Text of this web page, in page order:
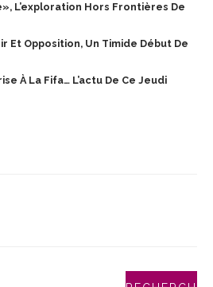
L’exploration Hors Frontières De
Et Opposition, Un Timide Début De
À La Fifa… L’actu De Ce Jeudi